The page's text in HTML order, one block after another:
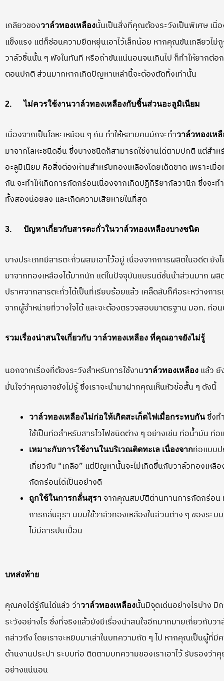
เกลียวของวาล์วทองเหลืองนั้นเป็นสิ่งที่คุณต้องระวังเป็นพิเศษ เนื่อ
แข็งแรง แต่ก็ซ่อนความยืดหยุ่นเอาไว้เล็กน้อย หากคุณขันเกลียวไม่
วาล์วชิ้นนั้น ๆ พังในทันที หรือถ้าขันแน่นอนจนเกินไป ก็ทำให้ยากต่อ
ตอนปกติ ส่วนมากหากเกิดปัญหาเหล่านี้จะต้องตัดทิ้งเท่านั้น
2.ไม่ควรใช้งานวาล์วทองเหลืองกับชิ้นส่วนอะลูมิเนียม
เนื่องจากเป็นโลหะเหมือน ๆ กัน ทำให้หลายคนมักจะทำวาล์วทองเห
มาจากโลหะชนิดอื่น ซึ่งบางชนิดก็สามารถใช้งานได้ตามปกติ แต่สำห
อะลูมิเนียม คือสิ่งต้องห้ามสำหรับทองเหลืองโดยเด็ดขาด เพราะเมื่
กัน จะทำให้เกิดการกัดกร่อนเนื่องจากเกิดปฏิกิริยากัลวานิก ซึ่งจะท
ทั้งสองน้อยลง และเกิดความเสียหายในที่สุด
3. ปัญหาเกี่ยวกับสารตะกั่วในวาล์วทองเหลืองบางชนิด
บางประเภทมีสารตะกั่วผสมเอาไว้อยู่ เนื่องจากการผลิตในอดีต ยั
มาจากทองเหลืองได้มากนัก แต่ในปัจจุบันแบรนด์ชั้นนำส่วนมาก ผ
ปราศจากสารตะกั่วได้เป็นที่เรียบร้อยแล้ว เคล็ดลับก็คือระหว่างกา
จากผู้จำหน่ายที่วางใจได้ และจะต้องตรวจสอบมาตรฐาน มอก. ก่อ
รวมเรื่องน่าสนใจเกี่ยวกับ วาล์วทองเหลือง ที่คุณอาจยังไม่รู้
นอกจากเรื่องที่ต้องระวังสำหรับการใช้งานวาล์วทองเหลือง แล้ว ยั
มั่นใจว่าคุณอาจยังไม่รู้ ซึ่งเราจะนำมาฝากคุณเห็นหัวข้อสั้น ๆ ดังนี้
วาล์วทองเหลืองไม่ก่อให้เกิดสะเก็ดไฟเมื่อกระทบกันซึ่งท
ใช้เป็นท่อสำหรับสารไวไฟชนิดต่าง ๆ อย่างเช่น ท่อน้ำมัน ท่อ
เหมาะกับการใช้งานในบริเวณติดทะเล เนื่องจากท่อแบบ
เกี่ยวกับ “เกลือ” แต่ปัญหานั้นจะไม่เกิดขึ้นกับวาล์วทองเหลื
กัดกร่อนได้เป็นอย่างดี
ถูกใช้ในการกลั่นสุรา จากคุณสมบัติต้านทานการกัดกร่อน
การกลั่นสุรา นิยมใช้วาล์วทองเหลืองในส่วนต่าง ๆ ของระบ
ไม่มีสารปนเปื้อน
บทส่งท้าย
คุณคงได้รู้กันได้แล้ว ว่าวาล์วทองเหลืองนั้นมีจุดเด่นอย่างไรบ้าง มี
ระวังอย่างไร ซึ่งที่จริงแล้วยังมีเรื่องน่าสนใจอีกมากมายเกี่ยวกับวา
กล่าวถึง โดยเราจะหยิบมาเล่าในบทความถัด ๆ ไป หากคุณเป็นผู้ที่
ด้านงานประปา ระบบท่อ ติดตามบทความของเราเอาไว้ รับรองว่า
อย่างแน่นอน